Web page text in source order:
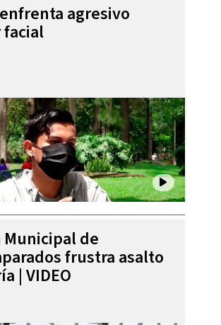
agresivo
facial
Municipal de
frustra asalto
| VIDEO